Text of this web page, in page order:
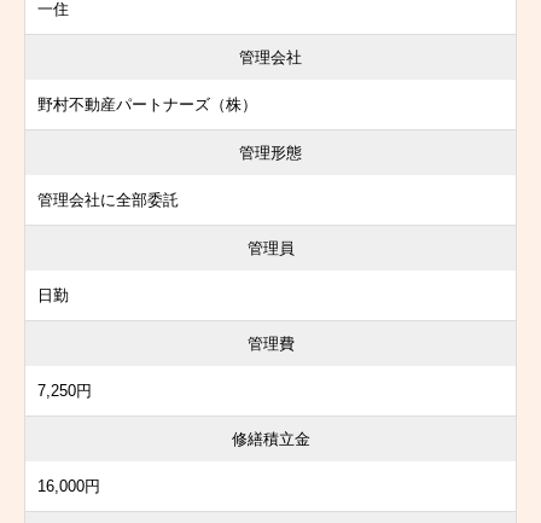
一住
管理会社
野村不動産パートナーズ（株）
管理形態
管理会社に全部委託
管理員
日勤
管理費
7,250円
修繕積立金
16,000円